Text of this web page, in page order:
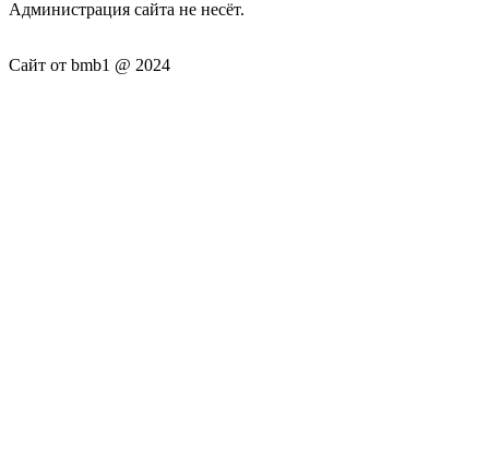
Администрация сайта не несёт.
Сайт от bmb1 @ 2024